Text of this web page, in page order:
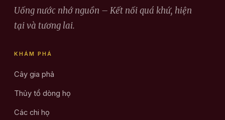
Uống nước nhớ nguồn – Kết nối quá khứ, hiện
tại và tương lai.
KHÁM PHÁ
Cây gia phả
Thủy tổ dòng họ
Các chi họ